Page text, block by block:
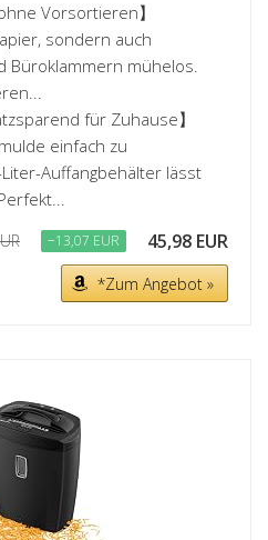
Vorsortieren】
sondern auch
Büroklammern mühelos.
für Zuhause】
einfach zu
Auffangbehälter lässt
−13,07 EUR 45,98 EUR
*Zum Angebot »